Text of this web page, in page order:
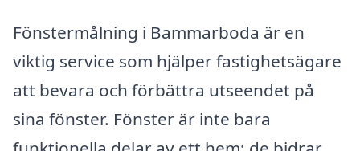
Fönstermålning i Bammarboda är en
viktig service som hjälper fastighetsägare
att bevara och förbättra utseendet på
sina fönster. Fönster är inte bara